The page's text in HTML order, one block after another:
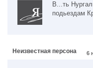
В...ть
подьездам
Неизвестная персона 6